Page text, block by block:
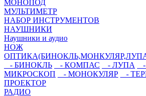
МОНОПОД
МУЛЬТИМЕТР
НАБОР ИНСТРУМЕНТОВ
НАУШНИКИ
Наушники и аудио
НОЖ
- БИНОКЛЬ
- КОМПАС - ЛУПА
МИКРОСКОП
- МОНОКУЛЯР
-
ПРОЕКТОР
РАДИО